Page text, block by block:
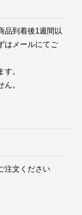
品到着後1週間以
はメールにてご
。
。
注文ください